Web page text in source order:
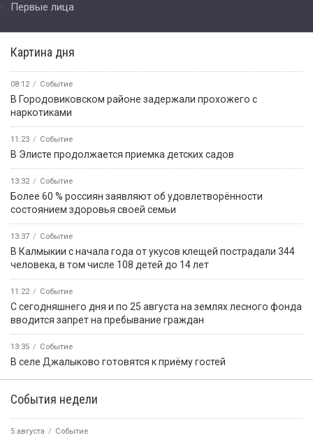
Первые лица
Картина дня
08:12 Событие
В Городовиковском районе задержали прохожего с
наркотиками
11:23 Событие
В Элисте продолжается приемка детских садов
13:32 Событие
Более 60 % россиян заявляют об удовлетворённости
состоянием здоровья своей семьи
13:37 Событие
В Калмыкии с начала года от укусов клещей пострадали 344
человека, в том числе 108 детей до 14 лет
11:22 Событие
С сегодняшнего дня и по 25 августа на землях лесного фонда
вводится запрет на пребывание граждан
13:35 Событие
В селе Джалыково готовятся к приёму гостей
События недели
5 августа Событие